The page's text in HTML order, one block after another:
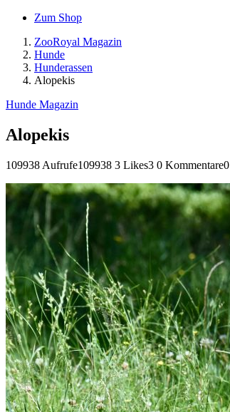
Zum Shop
ZooRoyal Magazin
Hunde
Hunderassen
Alopekis
Hunde Magazin
Alopekis
109938 Aufrufe109938 3 Likes3 0 Kommentare0